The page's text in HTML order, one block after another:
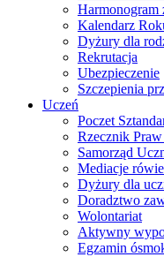
Harmonogram
Kalendarz
Dyżury dla
Rekrutacja
Ubezpieczenie
Szczepienia
Uczeń
Poczet
Rzecznik
Samorząd
Mediacje
Dyżury dla
Doradztwo
Wolontariat
Aktywny
Egzamin